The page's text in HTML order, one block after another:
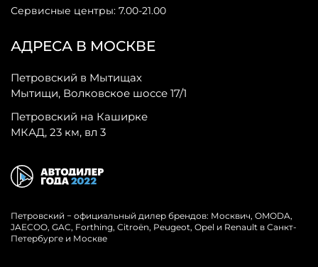
АДРЕСА В МОСКВЕ
Петровский в Мытищах
Мытищи, Волковское шоссе 17/1
Петровский на Каширке
МКАД, 23 км, вл 3
Сервисные центры: 7.00-21.00
Петровский − официальный дилер брендов: Москвич, OMODA,
JAECOO, GAC, Forthing, Citroёn, Peugeot, Opel и Renault в Санкт-
Петербурге и Москве